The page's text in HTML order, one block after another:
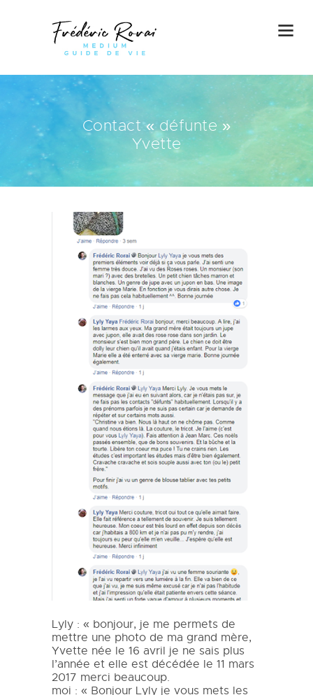
Contact « défunte »
Yvette
Lyly : « bonjour, je me permets de
mettre une photo de ma grand mère,
Yvette née le 16 avril je ne sais plus
l’année et elle est décédée le 11 mars
2017 merci beaucoup.
moi : « Bonjour Lyly je vous mets les